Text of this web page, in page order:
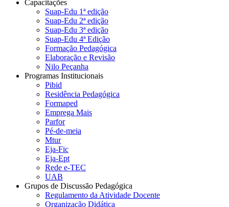
Capacitações
Suap-Edu 1ª edição
Suap-Edu 2ª edição
Suap-Edu 3ª edição
Suap-Edu 4ª Edição
Formação Pedagógica
Elaboração e Revisão
Nilo Peçanha
Programas Institucionais
Pibid
Residência Pedagógica
Formaped
Emprega Mais
Parfor
Pé-de-meia
Mtur
Eja-Fic
Eja-Ept
Rede e-TEC
UAB
Grupos de Discussão Pedagógica
Regulamento da Atividade Docente
Organização Didática